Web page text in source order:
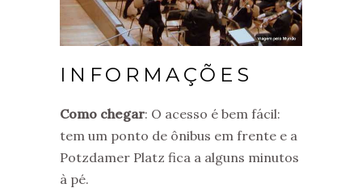
INFORMAÇÕES
Como chegar: O acesso é bem fácil:
tem um ponto de ônibus em frente e a
Potzdamer Platz fica a alguns minutos
à pé.